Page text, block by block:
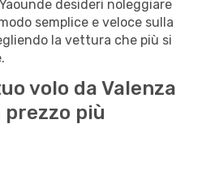
desideri noleggiare
semplice e veloce sulla
la vettura che più si
volo da Valenza
prezzo più